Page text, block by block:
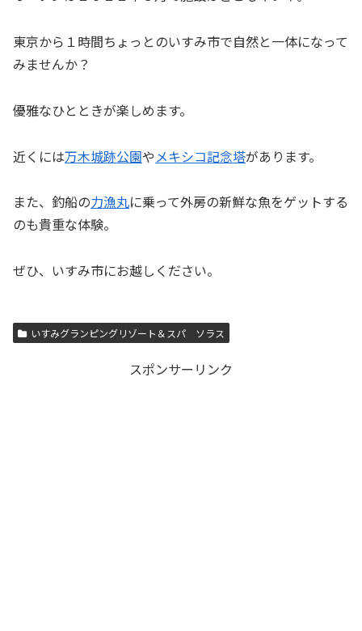
東京から１時間ちょっとのいすみ市で自然と一体になって
みませんか？
優雅なひとときが楽しめます。
近くには万木城跡公園や メキシコ記念塔があります。
また、釣船の力漁丸に乗って外房の新鮮な魚をゲットする
のも貴重な体験。
ぜひ、いすみ市にお越しください。
いすみグランピングリゾート＆スパ ソラス
スポンサーリンク